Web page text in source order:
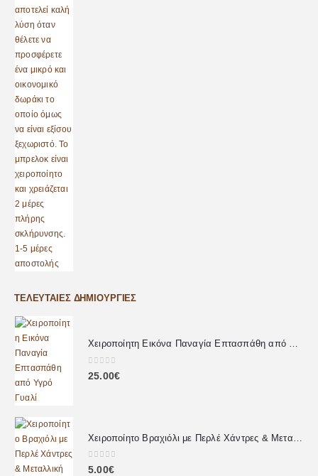
ΤΕΛΕΥΤΑΊΕΣ ΔΗΜΙΟΥΡΓΊΕΣ
Χειροποίητη Εικόνα Παναγία Επτασπάθη από Υγρό Γυαλί
0out of 5
25.00€
0 out of 5
5.00€